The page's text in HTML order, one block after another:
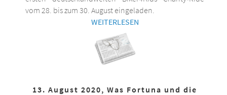
vom 28. bis zum 30. August eingeladen.
WEITERLESEN
13. August 2020, Was Fortuna und die